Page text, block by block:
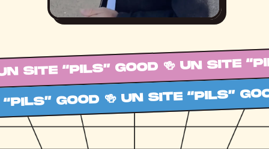
SITE “PILS” GOOD 🍻 UN SITE
GOOD 🍻 UN SITE “PILS”